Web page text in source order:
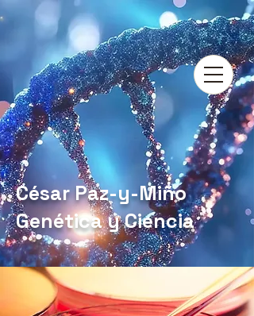
César Paz-y-Miño
Genética y Ciencia